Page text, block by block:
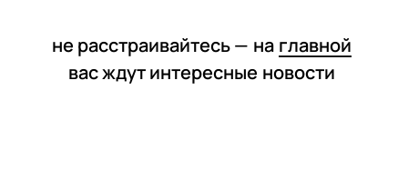
не расстраивайтесь — на главной
вас ждут интересные новости